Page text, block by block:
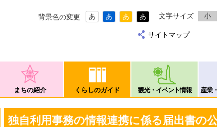
背景色の変更 あ あ あ あ 文字サイズ 小
サイトマップ
まちの紹介 くらしのガイド 観光・イベント情報 産業
独自利用事務の情報連携に係る届出書の